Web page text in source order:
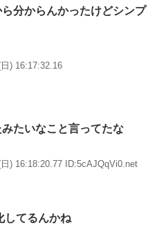
分からんかったけどシンプ
日) 16:17:32.16
たいなこと言ってたな
日) 16:18:20.77 ID:5cAJQqVi0.net
してるんかね